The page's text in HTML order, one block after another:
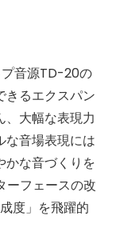
音源TD-20の
きるエクスパン
、大幅な表現力
な音場表現には
かな音づくりを
ーフェースの改
度」を飛躍的